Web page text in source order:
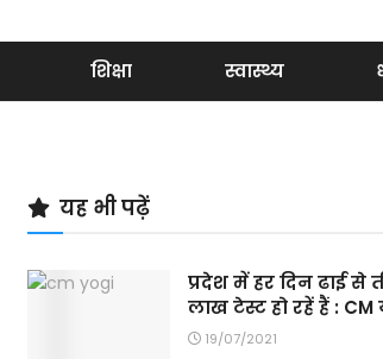
शिक्षा स्वास्थ्य
यह भी पढ़ें
प्रदेश में हर दिन ढाई से
लाख टेस्ट हो रहें हैं : CM
19/07/2021